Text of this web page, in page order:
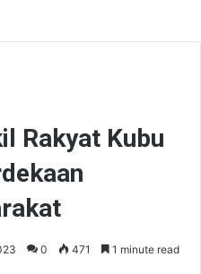
Rakyat Kubu
0 471 1 minute read